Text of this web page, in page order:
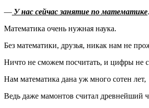
— У нас сейчас занятие по математике.
Математика очень нужная наука.
Без математики, друзья, никак нам не
Ничто не сможем посчитать, и цифры не
Нам математика дана уж много сотен лет,
Ведь даже мамонтов считал древнейший